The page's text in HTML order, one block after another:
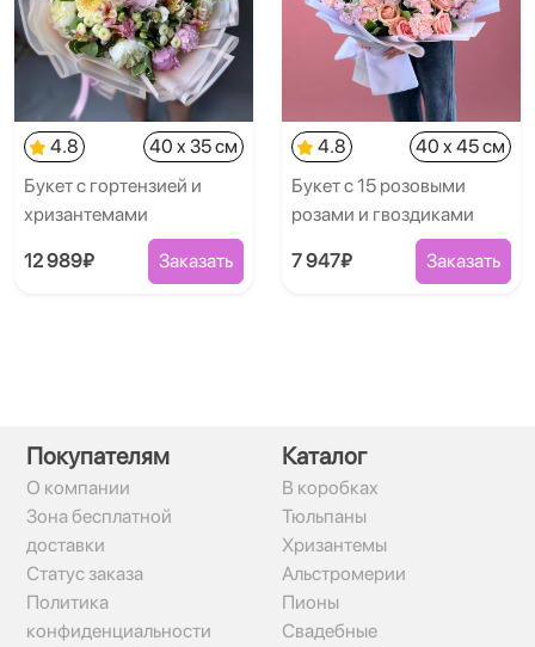
4.8
40 x 35 см
Букет с гортензией и
хризантемами
12 989₽ Заказать
4.8
40 x 45 см
Букет с 15 розовыми
розами и гвоздиками
7 947₽ Заказать
Покупателям
О компании
Зона бесплатной
доставки
Статус заказа
Политика
конфиденциальности
Каталог
В коробках
Тюльпаны
Хризантемы
Альстромерии
Пионы
Свадебные